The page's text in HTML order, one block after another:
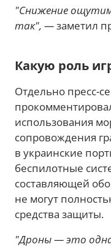
"Снижение
так", —заметил
Какую роль
Отдельно пресс-
использования
сопровождения
в украинские
беспилотные
составляющей
не могут
средства защиты.
"Дроны — это